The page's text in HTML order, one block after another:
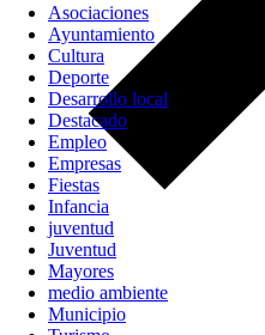
Asociaciones
Ayuntamiento
Cultura
Deporte
Desarrollo local
Destacado
Empleo
Empresas
Fiestas
Infancia
juventud
Juventud
Mayores
medio ambiente
Municipio